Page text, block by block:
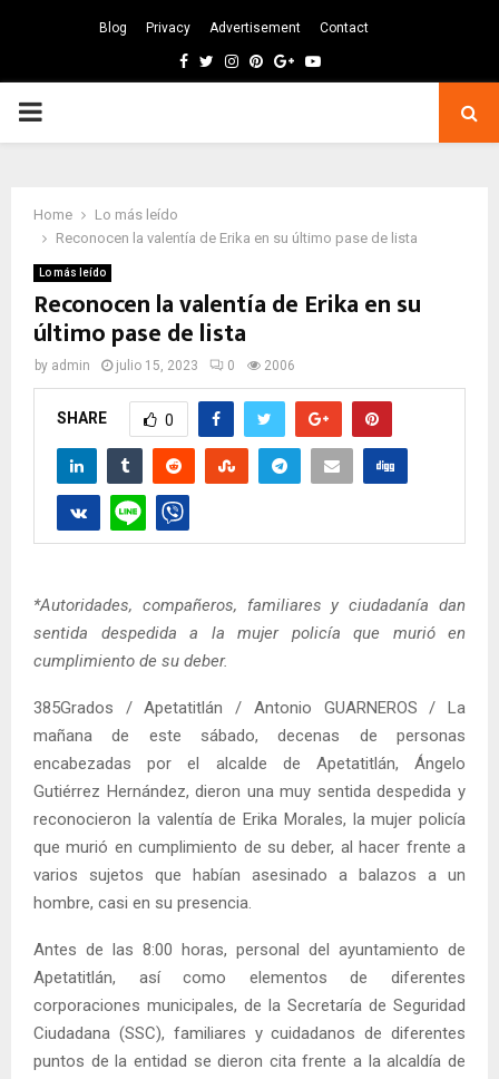
Blog Privacy Advertisement Contact
Facebook
TwitterInstagram
Pinterest
GoogleYoutube
PRIMARY
Home
Lo más leído
Reconocen la valentía de Erika en su último pase de lista
Lo más leído
Reconocen la valentía de Erika en su
último pase de lista
by admin julio 15, 2023 0 2006
SHARE 0
*Autoridades, compañeros, familiares y ciudadanía dan
sentida despedida a la mujer policía que murió en
cumplimiento de su deber.
385Grados / Apetatitlán / Antonio GUARNEROS / La
mañana de este sábado, decenas de personas
encabezadas por el alcalde de Apetatitlán, Ángelo
Gutiérrez Hernández, dieron una muy sentida despedida y
reconocieron la valentía de Erika Morales, la mujer policía
que murió en cumplimiento de su deber, al hacer frente a
varios sujetos que habían asesinado a balazos a un
hombre, casi en su presencia.
Antes de las 8:00 horas, personal del ayuntamiento de
Apetatitlán, así como elementos de diferentes
corporaciones municipales, de la Secretaría de Seguridad
Ciudadana (SSC), familiares y cuidadanos de diferentes
puntos de la entidad se dieron cita frente a la alcaldía de